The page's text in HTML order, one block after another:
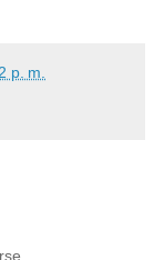
p. m.